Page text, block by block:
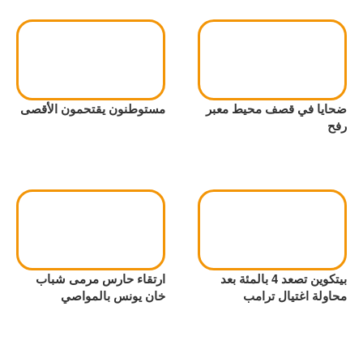
ضحايا في قصف محيط معبر
رفح
مستوطنون يقتحمون الأقصى
بيتكوين تصعد 4 بالمئة بعد
محاولة اغتيال ترامب
ارتقاء حارس مرمى شباب
خان يونس بالمواصي